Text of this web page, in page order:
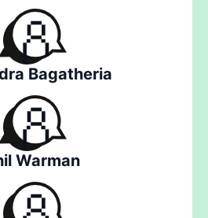
Bagatheria
Warman